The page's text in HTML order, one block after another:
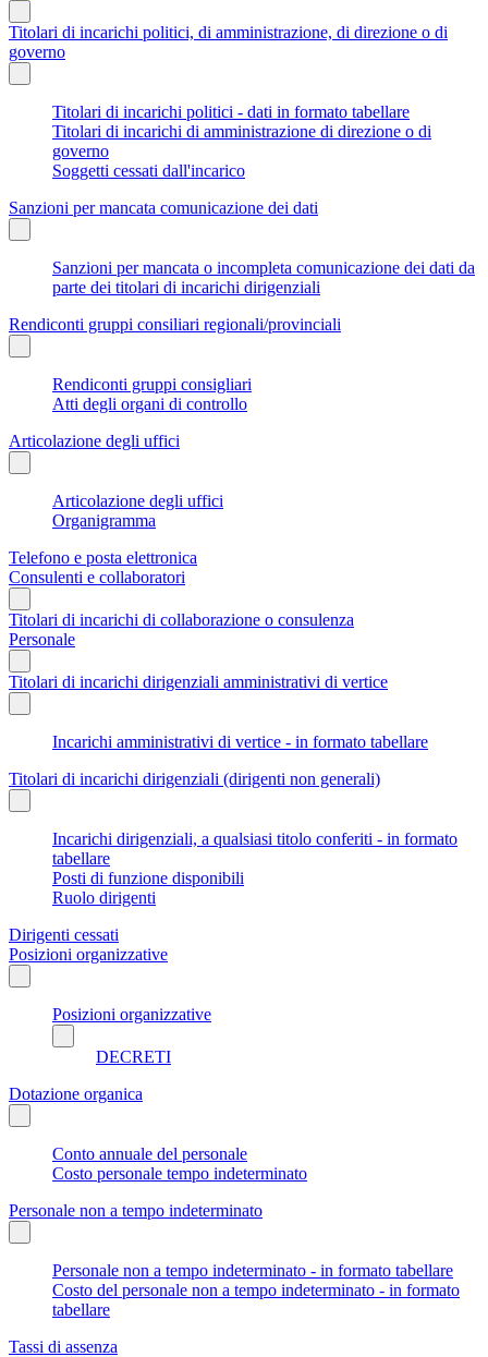
Titolari di incarichi politici, di amministrazione, di direzione o di
governo
Titolari di incarichi politici - dati in formato tabellare
Titolari di incarichi di amministrazione di direzione o di
governo
Soggetti cessati dall'incarico
Sanzioni per mancata comunicazione dei dati
Sanzioni per mancata o incompleta comunicazione dei dati da
parte dei titolari di incarichi dirigenziali
Rendiconti gruppi consiliari regionali/provinciali
Rendiconti gruppi consigliari
Atti degli organi di controllo
Articolazione degli uffici
Articolazione degli uffici
Organigramma
Telefono e posta elettronica
Consulenti e collaboratori
Titolari di incarichi di collaborazione o consulenza
Personale
Titolari di incarichi dirigenziali amministrativi di vertice
Incarichi amministrativi di vertice - in formato tabellare
Titolari di incarichi dirigenziali (dirigenti non generali)
Incarichi dirigenziali, a qualsiasi titolo conferiti - in formato
tabellare
Posti di funzione disponibili
Ruolo dirigenti
Dirigenti cessati
Posizioni organizzative
Posizioni organizzative
DECRETI
Dotazione organica
Conto annuale del personale
Costo personale tempo indeterminato
Personale non a tempo indeterminato
Personale non a tempo indeterminato - in formato tabellare
Costo del personale non a tempo indeterminato - in formato
tabellare
Tassi di assenza